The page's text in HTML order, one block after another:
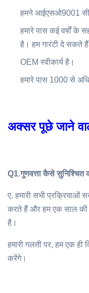
हमने आईएसओ9001
हमारे पास कई वर्षों के
है। हम गारंटी दे सकते
OEM स्वीकार्य है।
हमारे पास 1000 से
अक्सर पूछे जाने
Q1.गुणवत्ता कैसे सुनिश्चित
ए. हमारी सभी
करते हैं और हम एक साल की
है।
हमारी गलती पर, हम एक ही
करेंगे।